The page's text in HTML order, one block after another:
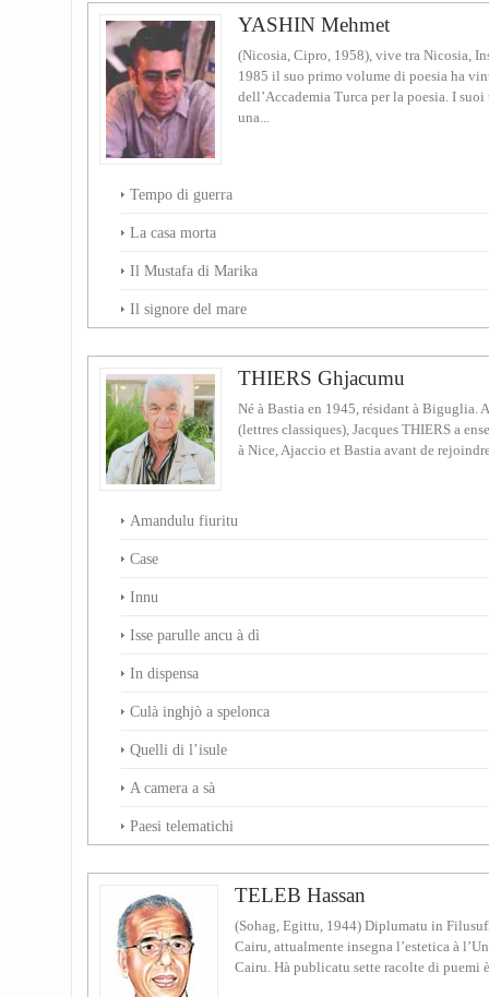
YASHIN Mehmet
(Nicosia, Cipro, 1958), vive tra Nicosia,
1985 il suo primo volume di poesia ha
dell’Accademia Turca per la poesia. I
una...
Tempo di guerra
La casa morta
Il Mustafa di Marika
Il signore del mare
THIERS Ghjacumu
Né à Bastia en 1945, résidant à Biguglia.
(lettres classiques), Jacques THIERS a
à Nice, Ajaccio et Bastia avant de
Amandulu fiuritu
Case
Innu
Isse parulle ancu à dì
In dispensa
Culà inghjò a spelonca
Quelli di l’isule
A camera a sà
Paesi telematichi
TELEB Hassan
(Sohag, Egittu, 1944) Diplumatu in
Cairu, attualmente insegna l’estetica à
Cairu. Hà publicatu sette racolte di puemi